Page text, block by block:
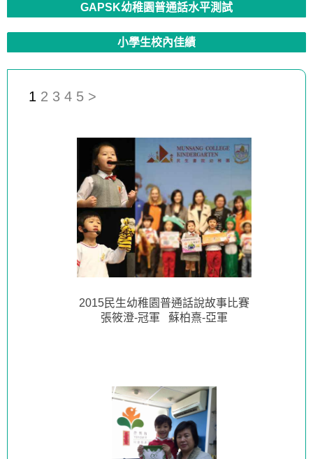
GAPSK幼稚園普通話水平測試
小學生校內佳績
1 2 3 4 5 >
2015民生幼稚園普通話說故事比賽
張筱澄-冠軍 蘇柏熹-亞軍